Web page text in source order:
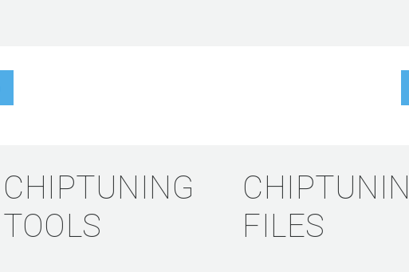
CHIPTUNING
TOOLS
FILES